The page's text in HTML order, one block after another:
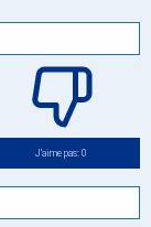
J’aime pas: 0